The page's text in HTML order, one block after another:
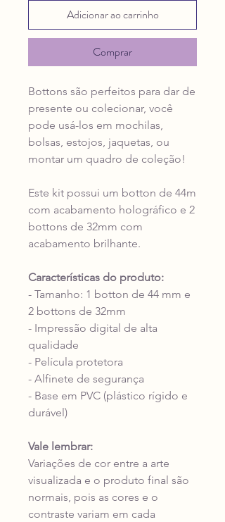
Adicionar ao carrinho
Comprar
Bottons são perfeitos para dar de
presente ou colecionar, você
pode usá-los em mochilas,
bolsas, estojos, jaquetas, ou
montar um quadro de coleção!
Este kit possui um botton de 44m
com acabamento holográfico e 2
bottons de 32mm com
acabamento brilhante.
Características do produto:
- Tamanho: 1 botton de 44 mm e
2 bottons de 32mm
- Impressão digital de alta
qualidade
- Película protetora
- Alfinete de segurança
- Base em PVC (plástico rígido e
durável)
Vale lembrar:
Variações de cor entre a arte
visualizada e o produto final são
normais, pois as cores e o
contraste variam em cada